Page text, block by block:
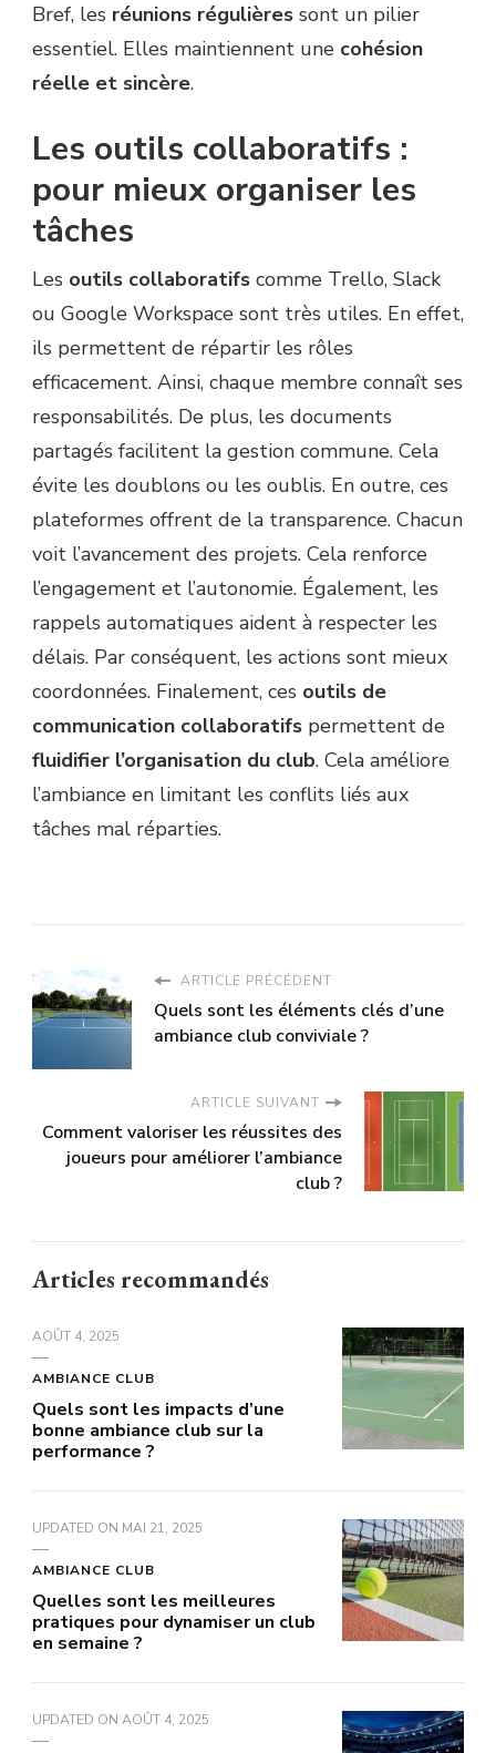
Bref, les réunions régulières sont un pilier
essentiel. Elles maintiennent une cohésion
réelle et sincère.
Les outils collaboratifs :
pour mieux organiser les
tâches
Les outils collaboratifs comme Trello, Slack
ou Google Workspace sont très utiles. En effet,
ils permettent de répartir les rôles
efficacement. Ainsi, chaque membre connaît ses
responsabilités. De plus, les documents
partagés facilitent la gestion commune. Cela
évite les doublons ou les oublis. En outre, ces
plateformes offrent de la transparence. Chacun
voit l’avancement des projets. Cela renforce
l’engagement et l’autonomie. Également, les
rappels automatiques aident à respecter les
délais. Par conséquent, les actions sont mieux
coordonnées. Finalement, ces outils de
communication collaboratifs permettent de
fluidifier l’organisation du club. Cela améliore
l’ambiance en limitant les conflits liés aux
tâches mal réparties.
ARTICLE PRÉCÉDENT
Quels sont les éléments clés d’une
ambiance club conviviale ?
ARTICLE SUIVANT
Comment valoriser les réussites des
joueurs pour améliorer l’ambiance
club ?
Articles recommandés
AOÛT 4, 2025
AMBIANCE CLUB
Quels sont les impacts d’une
bonne ambiance club sur la
performance ?
UPDATED ON MAI 21, 2025
AMBIANCE CLUB
Quelles sont les meilleures
pratiques pour dynamiser un club
en semaine ?
UPDATED ON AOÛT 4, 2025